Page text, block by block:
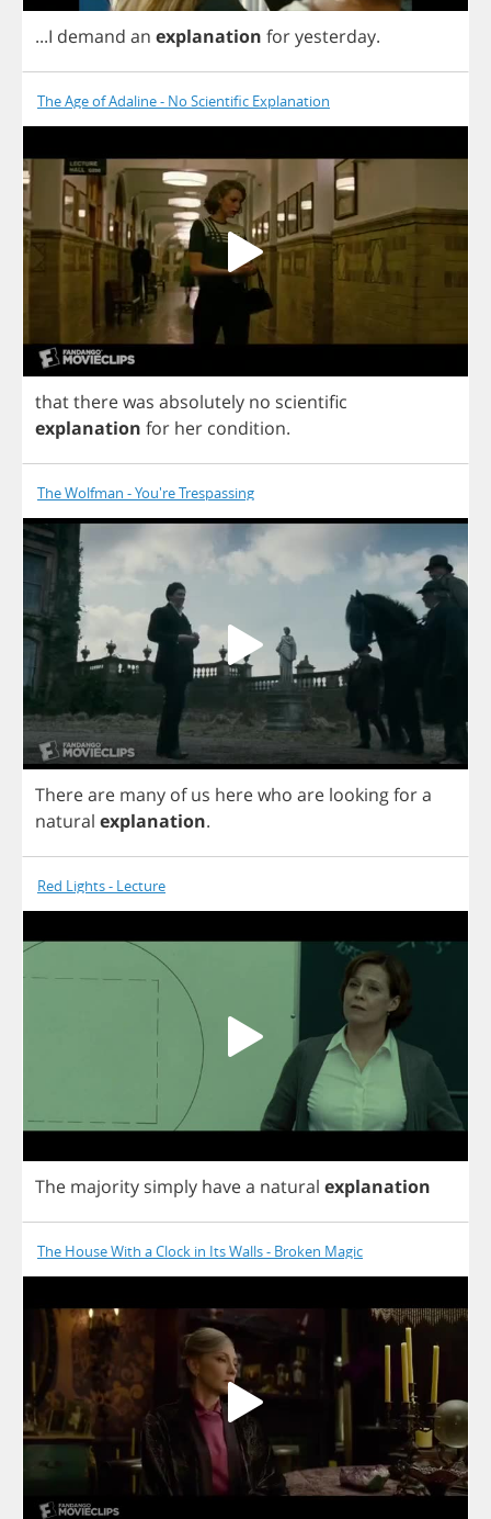
...I demand an explanation foryesterday.
The Age of Adaline - No Scientific Explanation
thattherewas absolutely no scientific
explanation for her condition.
The Wolfman - You're Trespassing
Thereare many of us herewho are lookingfora
natural explanation.
Red Lights - Lecture
The majority simply havea natural explanation
The House With a Clock in Its Walls - Broken Magic